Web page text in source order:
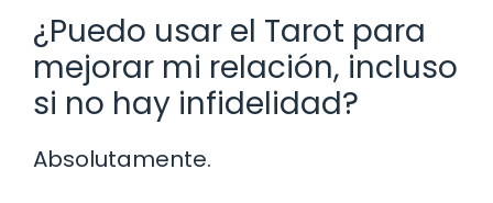
¿Puedo usar el Tarot para
mejorar mi relación, incluso
si no hay infidelidad?
Absolutamente.